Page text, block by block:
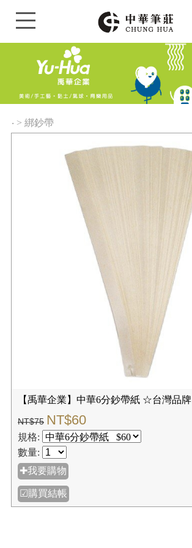
‧ > 綁鈔帶
【禹華企業】中華6分鈔帶紙 ☆台灣品牌
NT$75 NT$60
規格:
數量:
✚我要購物
☑購買結帳